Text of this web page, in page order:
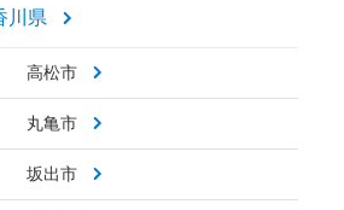
川県
高松市
丸亀市
坂出市